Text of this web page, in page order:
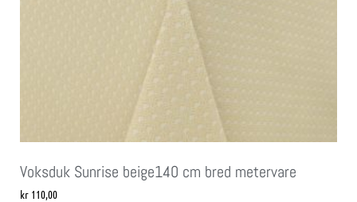
Voksduk Sunrise beige140 cm bred metervare
kr 110,00